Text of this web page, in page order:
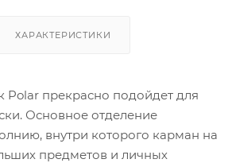
ХАРАКТЕРИСТИКИ
Polar прекрасно подойдет для
Основное отделение
внутри которого карман на
предметов и личных